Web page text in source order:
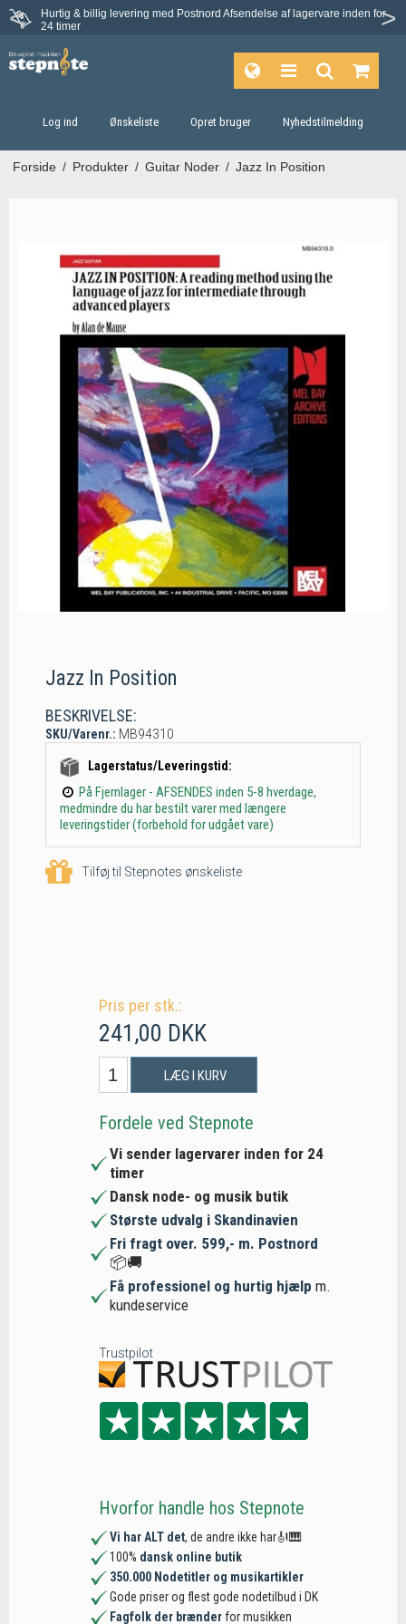
Hurtig & billig levering med Postnord Afsendelse af lagervare inden for
24 timer
Log ind Ønskeliste Opret bruger Nyhedstilmelding
Forside / Produkter / Guitar Noder / Jazz In Position
Jazz In Position
BESKRIVELSE:
SKU/Varenr.: MB94310
Lagerstatus/Leveringstid:
På Fjernlager - AFSENDES inden 5-8 hverdage,
medmindre du har bestilt varer med længere
leveringstider (forbehold for udgået vare)
Tilføj til Stepnotes ønskeliste
Pris per stk.:
241,00 DKK
LÆG I KURV
Fordele ved Stepnote
Vi sender lagervarer inden for 24
timer
Dansk node- og musik butik
Største udvalg i Skandinavien
Fri fragt over. 599,- m. Postnord
📦🚚
Få professionel og hurtig hjælp m.
kundeservice
Trustpilot
Hvorfor handle hos Stepnote
Vi har ALT det, de andre ikke har🎻🎹
100% dansk online butik
350.000 Nodetitler og musikartikler
Gode priser og flest gode nodetilbud i DK
Fagfolk der brænderfor musikken